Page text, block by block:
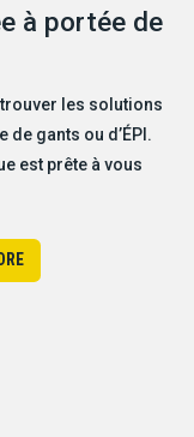
à portée de
les solutions
de gants ou d’ÉPI.
est prête à vous